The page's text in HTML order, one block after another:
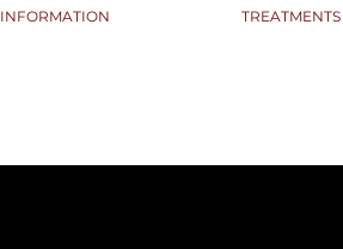
INFORMATION TREATMENTS